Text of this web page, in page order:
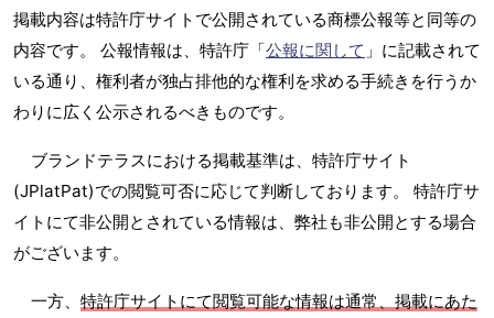
掲載内容は特許庁サイトで公開されている商標公報等と同等の
内容です。 公報情報は、特許庁「公報に関して 」に記載されて
いる通り、権利者が独占排他的な権利を求める手続きを行うか
わりに広く公示されるべきものです。
ブランドテラスにおける掲載基準は、特許庁サイト
(JPlatPat)での閲覧可否に応じて判断しております。 特許庁サ
イトにて非公開とされている情報は、弊社も非公開とする場合
がございます。
一方、 特許庁サイトにて閲覧可能な情報は通常、掲載にあた